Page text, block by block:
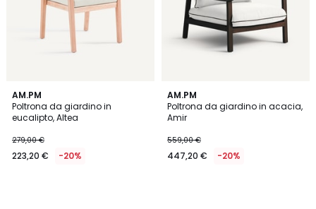
AM.PM
Poltrona da giardino in
eucalipto, Altea
279,00 €
223,20 € -20%
AM.PM
Poltrona da giardino in acacia,
Amir
559,00 €
447,20 € -20%